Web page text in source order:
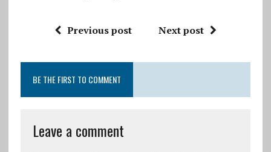
Previous post Next post
BE THE FIRST TO COMMENT
Leave a comment